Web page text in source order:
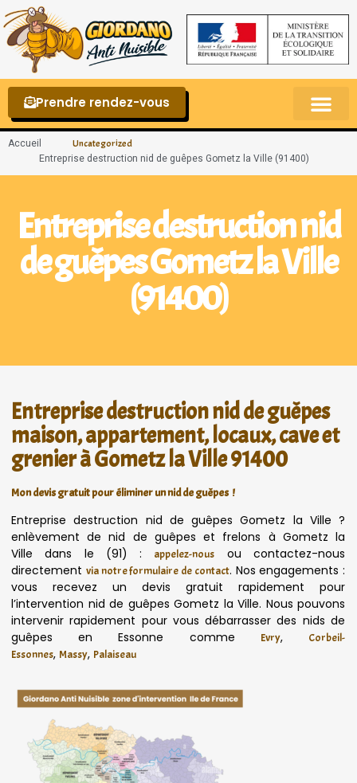
Prendre rendez-vous
Accueil Uncategorized
Entreprise destruction nid de guêpes Gometz la Ville (91400)
Entreprise destruction nid
de guêpes Gometz la Ville
(91400)
Entreprise destruction nid de guêpes
maison, appartement, locaux, cave et
grenier à Gometz la Ville 91400
Mon devis gratuit pour éliminer un nid de guêpes !
Entreprise destruction nid de guêpes Gometz la Ville ?
enlèvement de nid de guêpes et frelons à Gometz la
Ville dans le (91) :
appelez-nous
ou contactez-nous
directement via notre formulaire de contact. Nos engagements :
vous recevez un devis gratuit rapidement pour
l’intervention nid de guêpes Gometz la Ville. Nous pouvons
intervenir rapidement pour vous débarrasser des nids de
guêpes en Essonne comme
Evry,
Corbeil-
Essonnes, Massy, Palaiseau